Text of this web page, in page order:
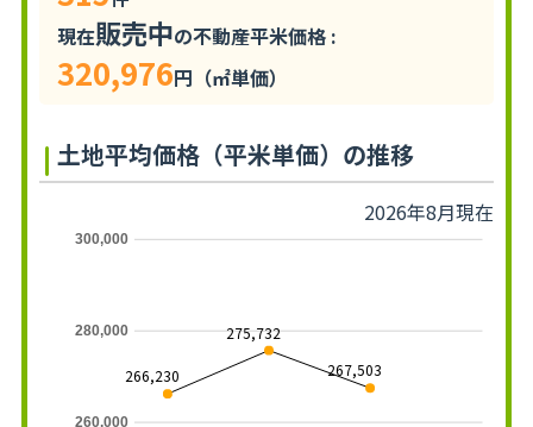
現在販売中の不動産平米価格 :
320,976円（㎡単価）
土地平均価格（平米単価）の推移
2026年8月現在
260,000
280,000
300,000
266,230
275,732
267,503